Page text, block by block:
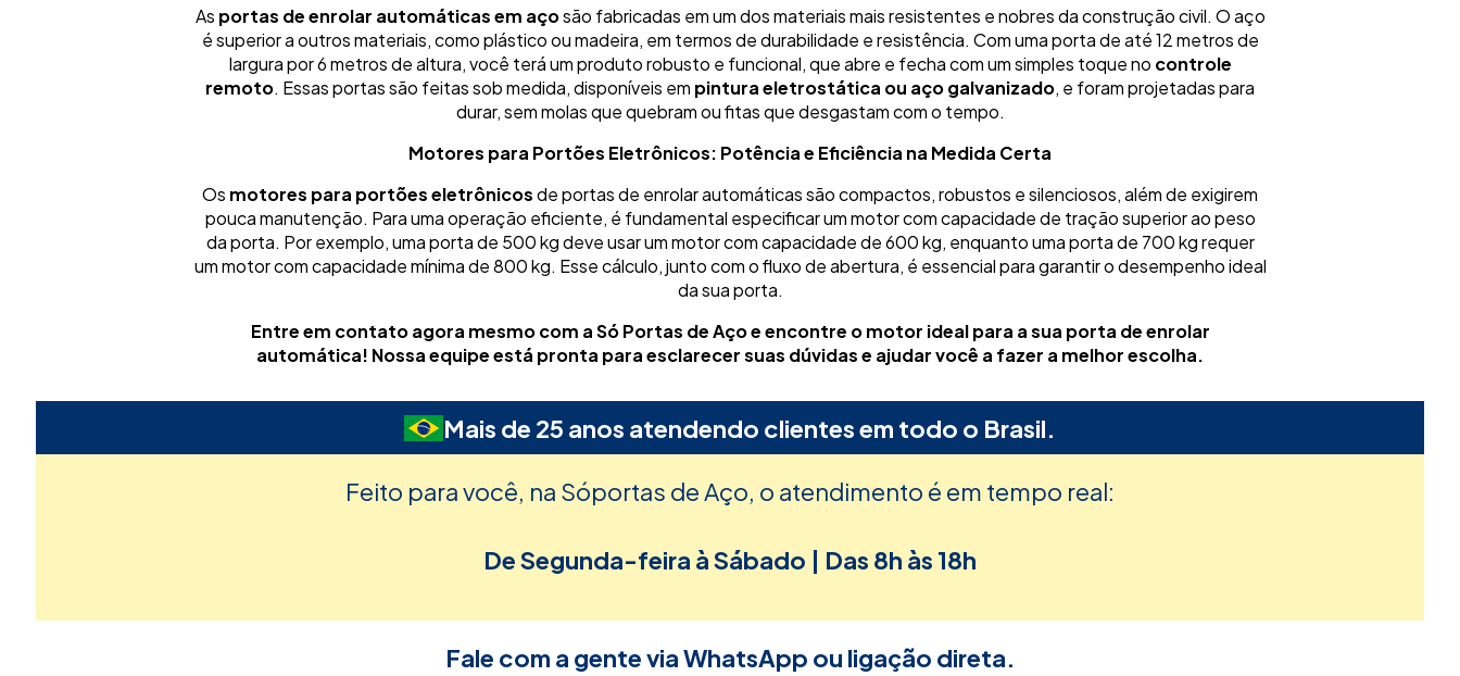
As portas de enrolar automáticas em açosão fabricadas em um dos materiais mais resistentes e nobres da construção civil. O aço
é superior a outros materiais, como plástico ou madeira, em termos de durabilidade e resistência. Com uma porta de até 12 metros de
largura por 6 metros de altura, você terá um produto robusto e funcional, que abre e fecha com um simples toque no controle
remoto. Essas portas são feitas sob medida, disponíveis em pintura eletrostática ou aço galvanizado, e foram projetadas para
durar, sem molas que quebram ou fitas que desgastam com o tempo.
Motores para Portões Eletrônicos: Potência e Eficiência na Medida Certa
Os motores para portões eletrônicosde portas de enrolar automáticas são compactos, robustos e silenciosos, além de exigirem
pouca manutenção. Para uma operação eficiente, é fundamental especificar um motor com capacidade de tração superior ao peso
da porta. Por exemplo, uma porta de 500 kg deve usar um motor com capacidade de 600 kg, enquanto uma porta de 700 kg requer
um motor com capacidade mínima de 800 kg. Esse cálculo, junto com o fluxo de abertura, é essencial para garantir o desempenho ideal
da sua porta.
Entre em contato agora mesmo com a Só Portas de Aço e encontre o motor ideal para a sua porta de enrolar
automática! Nossa equipe está pronta para esclarecer suas dúvidas e ajudar você a fazer a melhor escolha.
Mais de 25 anos atendendo clientes em todo o Brasil.
Feito para você, na Sóportas de Aço, o atendimento é em tempo real:
De Segunda-feira à Sábado | Das 8h às 18h
Fale com a gente via WhatsApp ou ligação direta.